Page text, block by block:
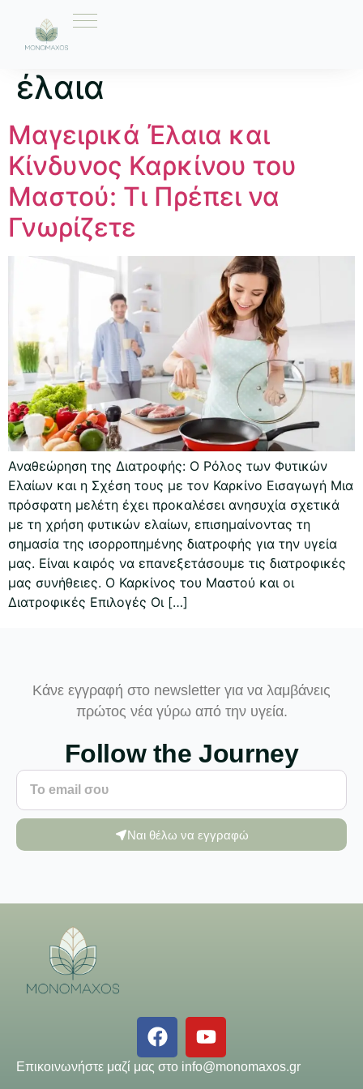
Ετικέτα:
έλαια
Μαγειρικά Έλαια και
Κίνδυνος Καρκίνου του
Μαστού: Τι Πρέπει να
Γνωρίζετε
Αναθεώρηση της Διατροφής: Ο Ρόλος των Φυτικών
Ελαίων και η Σχέση τους με τον Καρκίνο Εισαγωγή Μια
πρόσφατη μελέτη έχει προκαλέσει ανησυχία σχετικά
με τη χρήση φυτικών ελαίων, επισημαίνοντας τη
σημασία της ισορροπημένης διατροφής για την υγεία
μας. Είναι καιρός να επανεξετάσουμε τις διατροφικές
μας συνήθειες. Ο Καρκίνος του Μαστού και οι
Διατροφικές Επιλογές Οι […]
Κάνε εγγραφή στο newsletter για να λαμβάνεις
πρώτος νέα γύρω από την υγεία.
Follow the Journey
Ναι θέλω να εγγραφώ
Επικοινωνήστε μαζί μας στο info@monomaxos.gr